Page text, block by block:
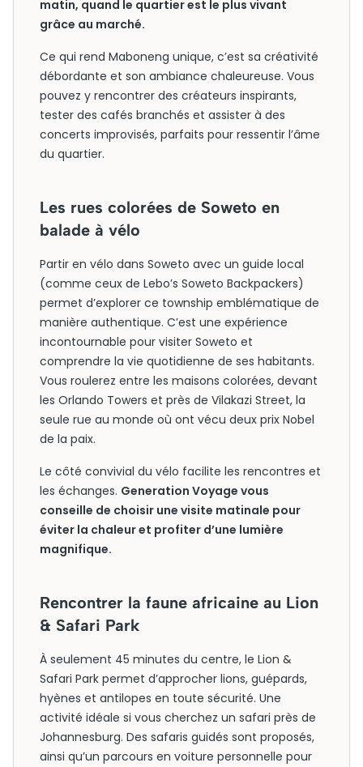
matin, quand le quartier est le plus vivant
grâce au marché.
Ce qui rend Maboneng unique, c’est sa créativité
débordante et son ambiance chaleureuse. Vous
pouvez y rencontrer des créateurs inspirants,
tester des cafés branchés et assister à des
concerts improvisés, parfaits pour ressentir l’âme
du quartier.
Les rues colorées de Soweto en
balade à vélo
Partir en vélo dans Soweto avec un guide local
(comme ceux de Lebo’s Soweto Backpackers)
permet d’explorer ce township emblématique de
manière authentique. C’est une expérience
incontournable pour visiter Soweto et
comprendre la vie quotidienne de ses habitants.
Vous roulerez entre les maisons colorées, devant
les Orlando Towers et près de Vilakazi Street, la
seule rue au monde où ont vécu deux prix Nobel
de la paix.
Le côté convivial du vélo facilite les rencontres et
les échanges. Generation Voyage vous
conseille de choisir une visite matinale pour
éviter la chaleur et profiter d’une lumière
magnifique.
Rencontrer la faune africaine au Lion
& Safari Park
À seulement 45 minutes du centre, le Lion &
Safari Park permet d’approcher lions, guépards,
hyènes et antilopes en toute sécurité. Une
activité idéale si vous cherchez un safari près de
Johannesburg. Des safaris guidés sont proposés,
ainsi qu’un parcours en voiture personnelle pour